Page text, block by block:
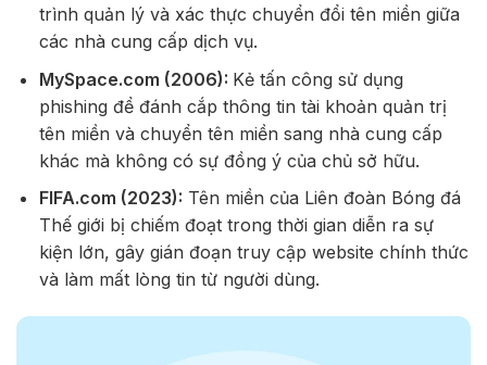
trình quản lý và xác thực chuyển đổi tên miền giữa
các nhà cung cấp dịch vụ.
MySpace.com (2006): Kẻ tấn công sử dụng
phishing để đánh cắp thông tin tài khoản quản trị
tên miền và chuyển tên miền sang nhà cung cấp
khác mà không có sự đồng ý của chủ sở hữu.
FIFA.com (2023): Tên miền của Liên đoàn Bóng đá
Thế giới bị chiếm đoạt trong thời gian diễn ra sự
kiện lớn, gây gián đoạn truy cập website chính thức
và làm mất lòng tin từ người dùng.